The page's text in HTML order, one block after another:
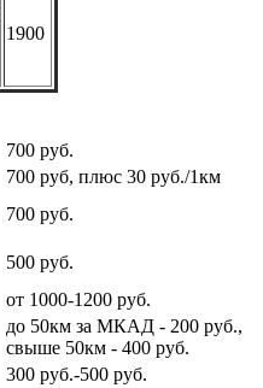
1900
700 руб.
700 руб, плюс 30 руб./1км
700 руб.
500 руб.
от 1000-1200 руб.
до 50км за МКАД - 200 руб.,
свыше 50км - 400 руб.
300 руб.-500 руб.